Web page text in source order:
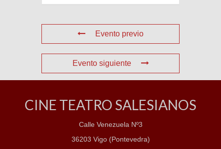
Evento previo
Evento siguiente
CINE TEATRO SALESIANOS
Calle Venezuela Nº3
36203 Vigo (Pontevedra)